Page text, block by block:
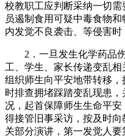
校教职工应判断采纳一切
员遏制食用可疑中毒食物
内发觉不良袭击、等侵害时
2．一旦发生化学药品伤
工、学生、家长传递变乱相
组织师生向平安地带转移
时排查拥堵踩踏变乱现患
况，起首保障师生生命平
得接管旧事采访，按及时
关部分演讲，第一发觉人要